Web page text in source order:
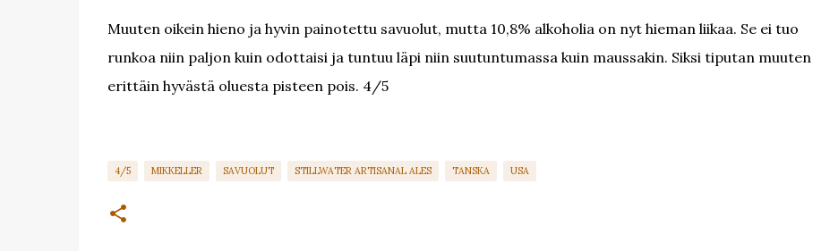
Muuten oikein hieno ja hyvin painotettu savuolut, mutta 10,8% alkoholia on nyt hieman liikaa. Se ei tuo
runkoa niin paljon kuin odottaisi ja tuntuu läpi niin suutuntumassa kuin maussakin. Siksi tiputan muuten
erittäin hyvästä oluesta pisteen pois. 4/5
4/5 MIKKELLER SAVUOLUT STILLWATER ARTISANAL ALES TANSKA USA